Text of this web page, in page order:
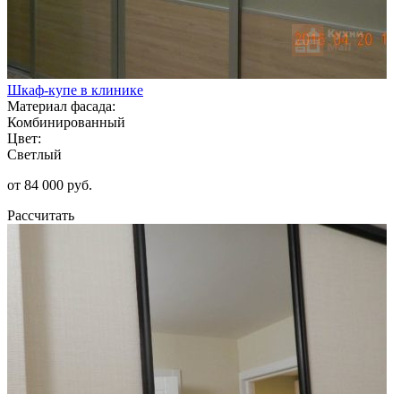
Шкаф-купе в клинике
Материал фасада:
Комбинированный
Цвет:
Светлый
от 84 000 руб.
Рассчитать